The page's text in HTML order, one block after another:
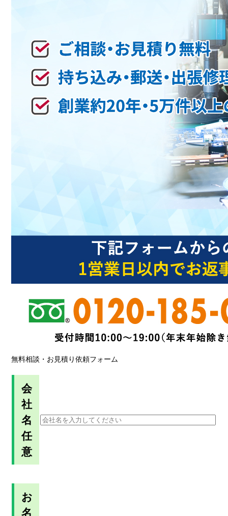
無料相談・お見積り依頼フォーム
会
社
名
任
意
お
名